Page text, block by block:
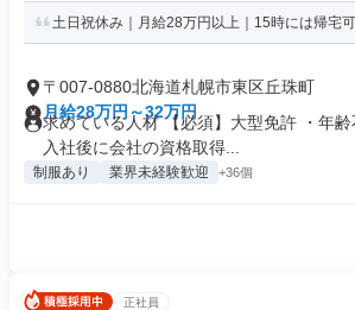
土日祝休み｜月給28万円以上｜15時には帰宅
〒007-0880北海道札幌市東区丘珠町
月給28万円～32万円
求めている人材 【必須】大型免許 ・年
入社後に会社の資格取得...
制服あり 業界未経験歓迎 +36個
正社員